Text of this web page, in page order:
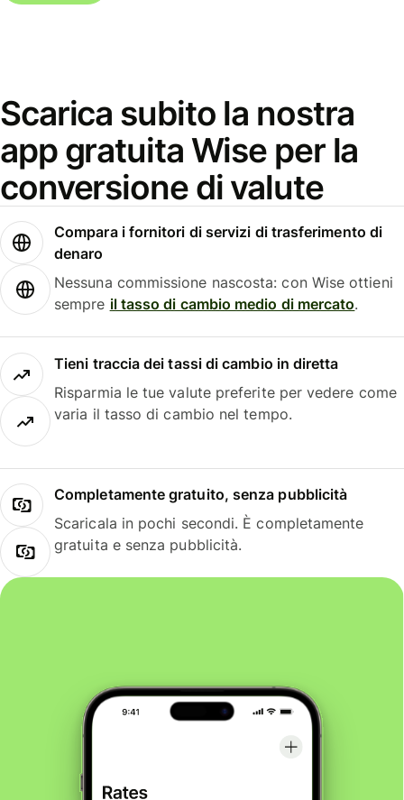
Scarica subito la nostra
app gratuita Wise per la
conversione di valute
Compara i fornitori di servizi di trasferimento di
denaro
Nessuna commissione nascosta: con Wise ottieni
sempre il tasso di cambio medio di mercato.
Tieni traccia dei tassi di cambio in diretta
Risparmia le tue valute preferite per vedere come
varia il tasso di cambio nel tempo.
Completamente gratuito, senza pubblicità
Scaricala in pochi secondi. È completamente
gratuita e senza pubblicità.